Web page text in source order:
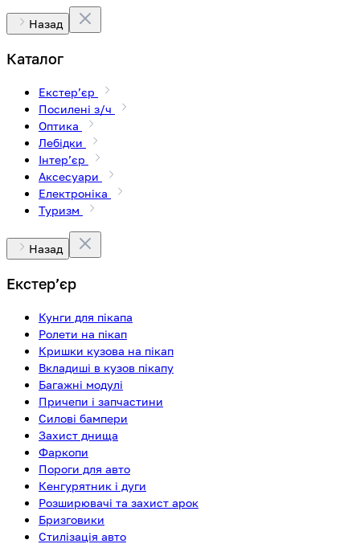
Назад
Каталог
Екстерʼєр
Посилені з/ч
Оптика
Лебідки
Інтерʼєр
Аксесуари
Електроніка
Туризм
Назад
Екстерʼєр
Кунги для пікапа
Ролети на пікап
Кришки кузова на пікап
Вкладиші в кузов пікапу
Багажні модулі
Причепи і запчастини
Силові бампери
Захист днища
Фаркопи
Пороги для авто
Кенгурятник і дуги
Розширювачі та захист арок
Бризговики
Стилізація авто